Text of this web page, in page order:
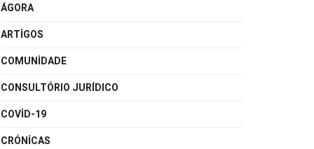
ÁGORA
ARTIGOS
COMUNIDADE
CONSULTÓRIO JURÍDICO
COVID-19
CRÓNICAS